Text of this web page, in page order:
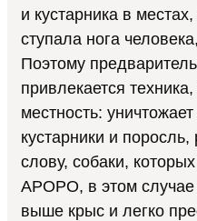
и кустарника в
ступала нога
Поэтому
привлекается
местность:
кустарники и поросль,
слову, собаки,
APOPO, в этом
выше крыс и легко